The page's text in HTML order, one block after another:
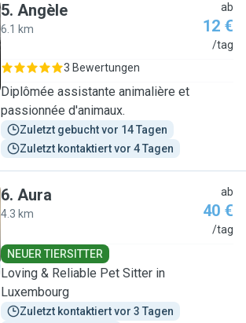
5. Angèle
6.1 km
ab
12 €
/tag
3 Bewertungen
Diplômée assistante animalière et
passionnée d'animaux.
Zuletzt gebucht vor 14 Tagen
Zuletzt kontaktiert vor 4 Tagen
6. Aura
4.3 km
ab
40 €
/tag
NEUER TIERSITTER
Loving & Reliable Pet Sitter in
Luxembourg
Zuletzt kontaktiert vor 3 Tagen